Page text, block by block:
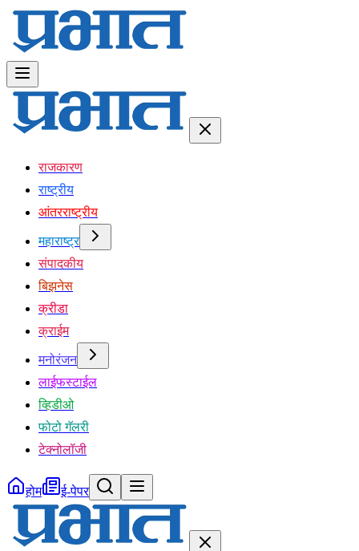
राजकारण
राष्ट्रीय
आंतरराष्ट्रीय
महाराष्ट्र
संपादकीय
बिझनेस
क्रीडा
क्राईम
मनोरंजन
लाईफस्टाईल
व्हिडीओ
फोटो गॅलरी
टेक्नोलॉजी
होम ई-पेपर